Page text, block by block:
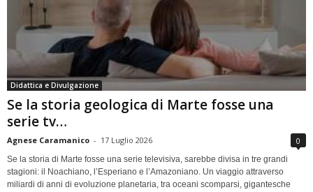
Didattica e Divulgazione
Se la storia geologica di Marte fosse una
serie tv…
Agnese Caramanico - 17 Luglio 2026 0
Se la storia di Marte fosse una serie televisiva, sarebbe divisa in tre grandi
stagioni: il Noachiano, l’Esperiano e l’Amazoniano. Un viaggio attraverso
miliardi di anni di evoluzione planetaria, tra oceani scomparsi, gigantesche